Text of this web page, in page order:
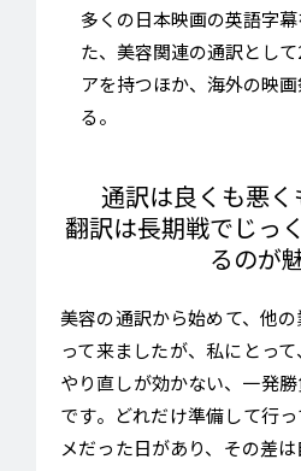
多くの日本映画の英語字
た、美容関連の通訳とし
アを持つほか、海外の映
る。
通訳は良くも悪く
翻訳は長期戦でじっ
るのが
美容の通訳から始めて、他
って来ましたが、私にとっ
やり直しが効かない、一発
です。どれだけ準備して行
メだった日があり、その差